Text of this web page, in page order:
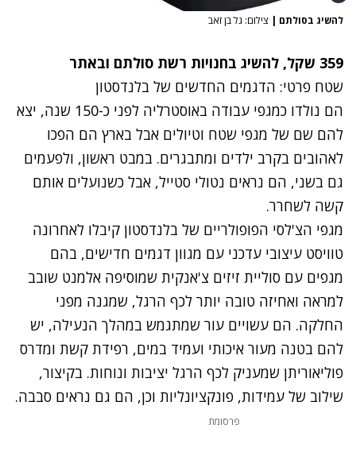
להשיג בסולתם | צילום: גל בן זאב
359 שקל, להשיג בחנויות רשת סולתם וב
אתר
שטח פרטי: הדגמים החדשים של בלנדסטון
הם נולדו כמגפי עבודה באוסטרליה לפני כ-150 שנה, יצא
להם שם של מגפי שטח וטיולים אבל בארץ הם הפכו
לאהובים בקרב ילדים ומתבגרים. במבט ראשון, ולפעמים
גם בשני, הם נראים נטולי סטייל, אבל כשנועלים אותם
קשה לשחרר.
מגפי הצ'לסי הפופולריים של בלנדסטון קיבלו לאחרונה
טוויסט עיצובי עדכני עם מגוון דגמים חדישים, בהם
מגפים עם סוליית זיזים צ'אנקית שמוסיפה אלמנט שובב
למראה ואחיזה טובה יותר לכף הרגל, שמגנה מפני
החלקה. הם עשויים עור שמתגמש במהלך הנעילה, יש
להם בטנה מעור איכותי ועמיד במים, רפידת קשת ומדרס
פוליאוריתן שמעניק לכף הרגל יציבות ונוחות. בקיצור,
שילוב של עמידות, פונקציונליות וכן, הם גם נראים סבבה.
פרסומת